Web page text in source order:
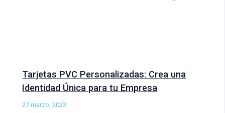
Tarjetas PVC Personalizadas: Crea una
Identidad Única para tu Empresa
27 marzo, 2023